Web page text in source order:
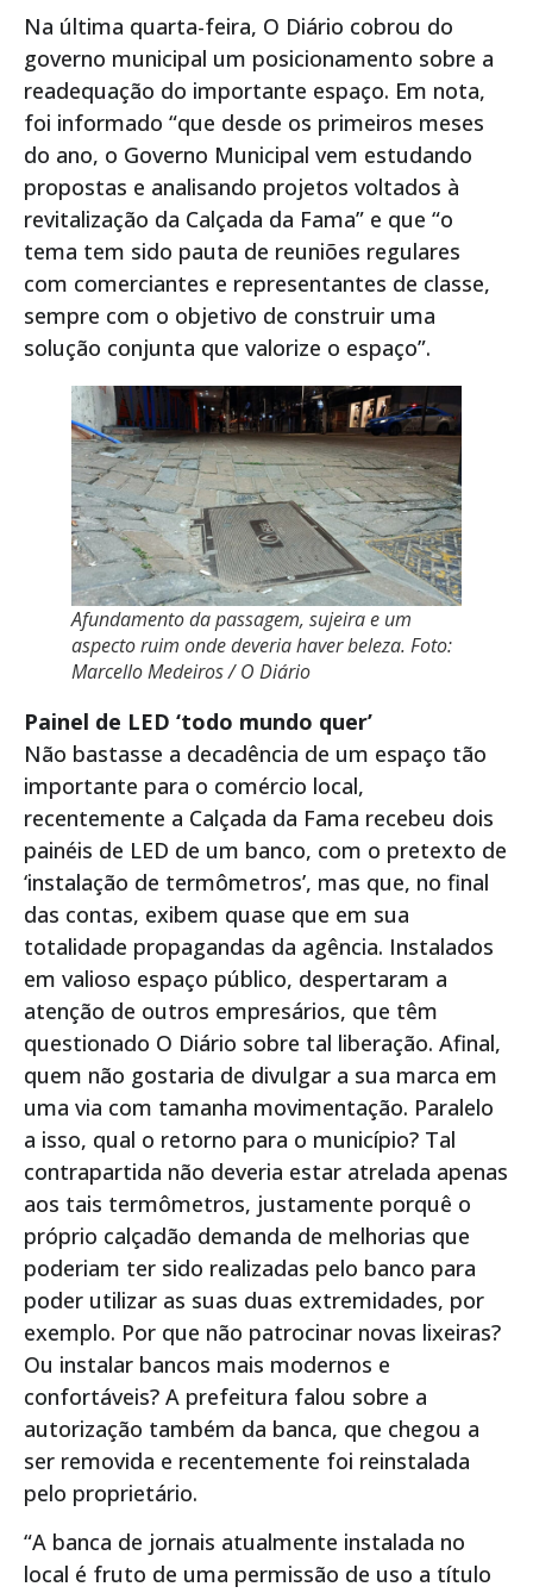
Na última quarta-feira, O Diário cobrou do
governo municipal um posicionamento sobre a
readequação do importante espaço. Em nota,
foi informado “que desde os primeiros meses
do ano, o Governo Municipal vem estudando
propostas e analisando projetos voltados à
revitalização da Calçada da Fama” e que “o
tema tem sido pauta de reuniões regulares
com comerciantes e representantes de classe,
sempre com o objetivo de construir uma
solução conjunta que valorize o espaço”.
Afundamento da passagem, sujeira e um
aspecto ruim onde deveria haver beleza. Foto:
Marcello Medeiros / O Diário
Painel de LED ‘todo mundo quer’
Não bastasse a decadência de um espaço tão
importante para o comércio local,
recentemente a Calçada da Fama recebeu dois
painéis de LED de um banco, com o pretexto de
‘instalação de termômetros’, mas que, no final
das contas, exibem quase que em sua
totalidade propagandas da agência. Instalados
em valioso espaço público, despertaram a
atenção de outros empresários, que têm
questionado O Diário sobre tal liberação. Afinal,
quem não gostaria de divulgar a sua marca em
uma via com tamanha movimentação. Paralelo
a isso, qual o retorno para o município? Tal
contrapartida não deveria estar atrelada apenas
aos tais termômetros, justamente porquê o
próprio calçadão demanda de melhorias que
poderiam ter sido realizadas pelo banco para
poder utilizar as suas duas extremidades, por
exemplo. Por que não patrocinar novas lixeiras?
Ou instalar bancos mais modernos e
confortáveis? A prefeitura falou sobre a
autorização também da banca, que chegou a
ser removida e recentemente foi reinstalada
pelo proprietário.
“A banca de jornais atualmente instalada no
local é fruto de uma permissão de uso a título